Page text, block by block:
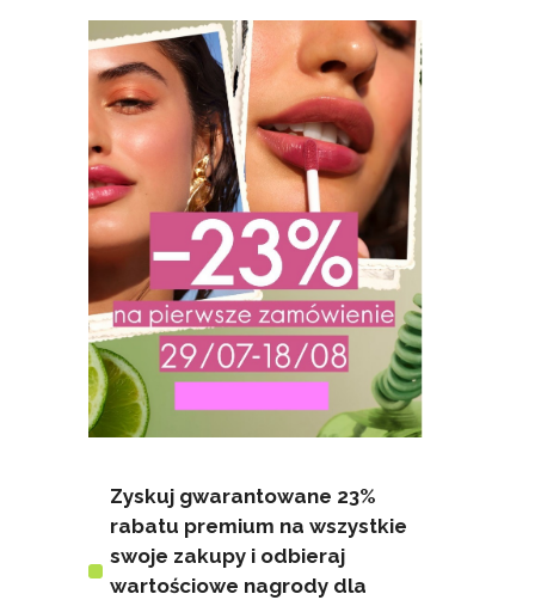
Zyskuj gwarantowane 23%
rabatu premium na wszystkie
swoje zakupy i odbieraj
wartościowe nagrody dla